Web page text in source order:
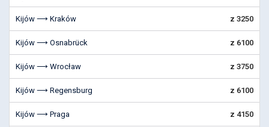
Kijów ⟶ Kraków z 3250
Kijów ⟶ Osnabrück z 6100
Kijów ⟶ Wrocław z 3750
Kijów ⟶ Regensburg z 6100
Kijów ⟶ Praga z 4150